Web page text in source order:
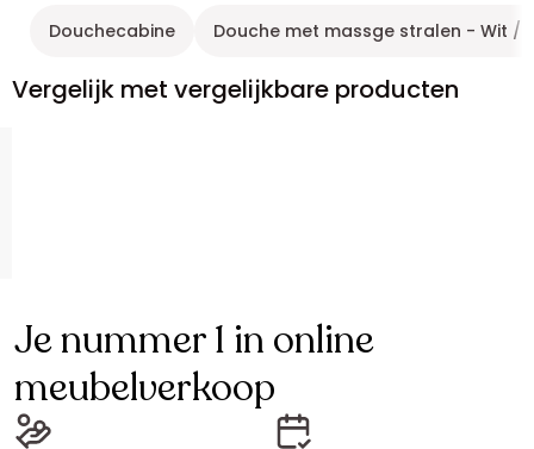
Douchecabine Douche met massge stralen - Wit /
Vergelijk met vergelijkbare producten
Je nummer 1 in online
meubelverkoop